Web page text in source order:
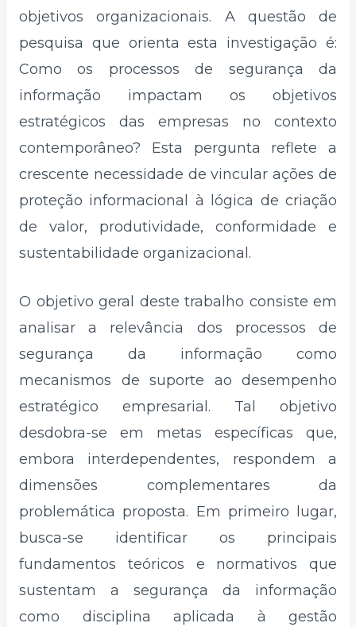
objetivos organizacionais. A questão de
pesquisa que orienta esta investigação é:
Como os processos de segurança da
informação impactam os objetivos
estratégicos das empresas no contexto
contemporâneo? Esta pergunta reflete a
crescente necessidade de vincular ações de
proteção informacional à lógica de criação
de valor, produtividade, conformidade e
sustentabilidade organizacional.
O objetivo geral deste trabalho consiste em
analisar a relevância dos processos de
segurança da informação como
mecanismos de suporte ao desempenho
estratégico empresarial. Tal objetivo
desdobra-se em metas específicas que,
embora interdependentes, respondem a
dimensões complementares da
problemática proposta. Em primeiro lugar,
busca-se identificar os principais
fundamentos teóricos e normativos que
sustentam a segurança da informação
como disciplina aplicada à gestão